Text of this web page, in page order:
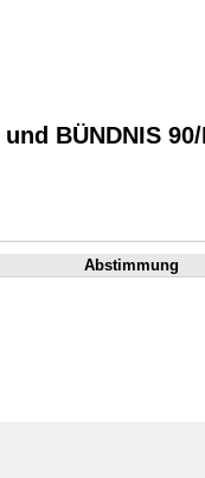
BÜNDNIS
Abstimmung